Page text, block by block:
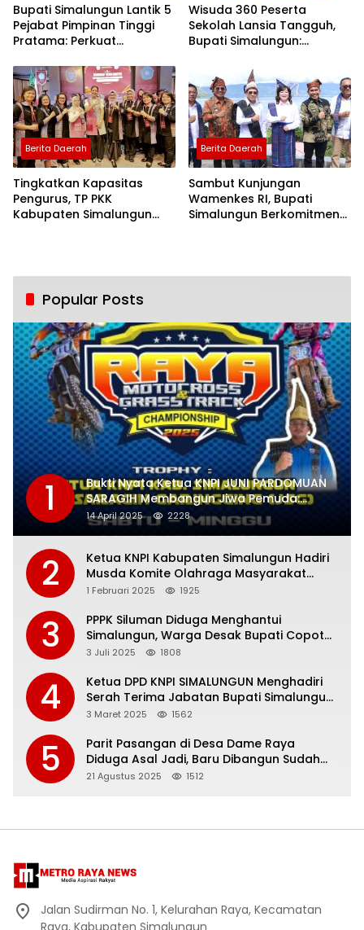
Bupati Simalungun Lantik 5
Pejabat Pimpinan Tinggi
Pratama: Perkuat
Pemerintahan
Wisuda 360 Peserta
Sekolah Lansia Tangguh,
Bupati Simalungun:
Pernah Dibatasi Oleh Usia”
Berita Daerah
Tingkatkan Kapasitas
Pengurus, TP PKK
Kabupaten Simalungun
Berita Daerah
Sambut Kunjungan
Wamenkes RI, Bupati
Simalungun Berkomitmen
Popular Posts
1
Bukti Nyata Ketua KNPI JUNI PARDOMUAN
SARAGIH Membangun Jiwa Pemuda:
Adakan Event Championship RAYA
MOTORCROSS dan GRASSTRACK 2025
14 April 2025 2228
2
Ketua KNPI Kabupaten Simalungun Hadiri
Musda Komite Olahraga Masyarakat
Indonesia
1 Februari 2025 1925
3
PPPK Siluman Diduga Menghantui
Simalungun, Warga Desak Bupati Copot
Jonni Saragih.
3 Juli 2025 1808
4
Ketua DPD KNPI SIMALUNGUN Menghadiri
Serah Terima Jabatan Bupati Simalungun
Periode 2021-2025 kepada Bupati
3 Maret 2025 1562
5
Parit Pasangan di Desa Dame Raya
Diduga Asal Jadi, Baru Dibangun Sudah
Retak, Bupati Anton Saragih Diminta
21 Agustus 2025 1512
Jalan Sudirman No. 1, Kelurahan Raya, Kecamatan
Raya, Kabupaten Simalungun